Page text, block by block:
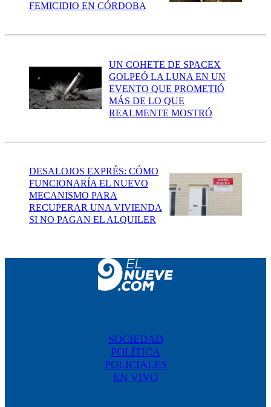
FEMICIDIO EN CÓRDOBA
UN COHETE DE SPACEX
GOLPEÓ LA LUNA EN UN
EVENTO QUE PROMETIÓ
MÁS DE LO QUE
REALMENTE MOSTRÓ
DESALOJOS EXPRÉS: CÓMO
FUNCIONARÍA EL NUEVO
MECANISMO PARA
RECUPERAR UNA VIVIENDA
SI NO PAGAN EL ALQUILER
SOCIEDAD
POLÍTICA
POLICIALES
EN VIVO